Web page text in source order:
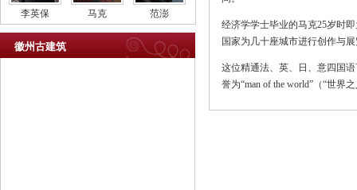
李英保 马克 范澎
徽州古建筑
经济学学士毕业的马克25岁时
国家为几十座城市进行创作与
这位精通法、英、日、意四国
誉为“man of the world”（“世界